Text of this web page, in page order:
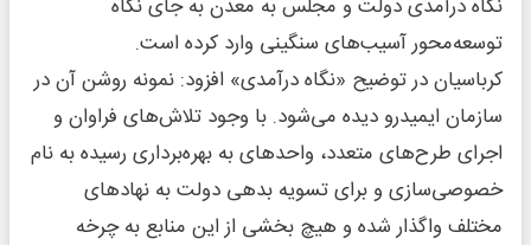
نگاه درآمدی دولت و مجلس به معدن به جای نگاه
توسعه‌محور آسیب‌های سنگینی وارد کرده است.
کرباسیان در توضیح «نگاه درآمدی» افزود: نمونه روشن آن در
سازمان ایمیدرو دیده می‌شود. با وجود تلاش‌های فراوان و
اجرای طرح‌های متعدد، واحد‌های به بهره‌برداری رسیده به نام
خصوصی‌سازی و برای تسویه بدهی دولت به نهاد‌های
مختلف واگذار شده و هیچ بخشی از این منابع به چرخه